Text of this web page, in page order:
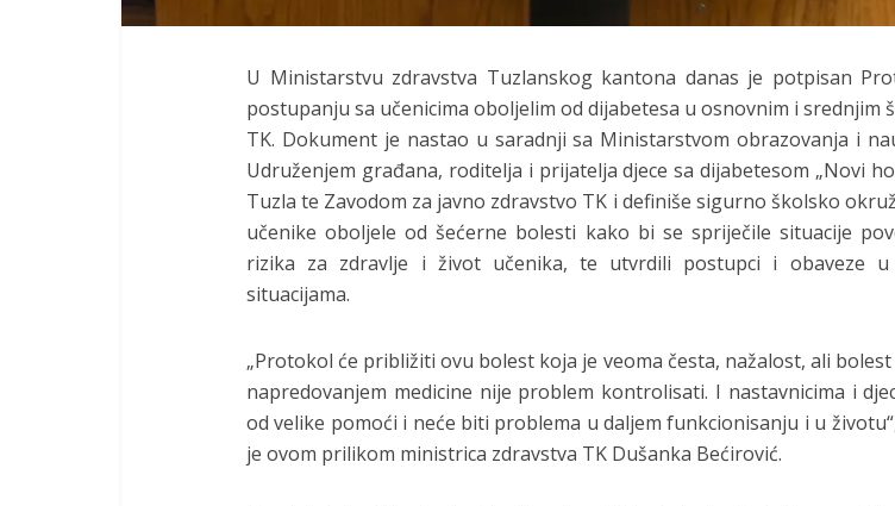
U Ministarstvu zdravstva Tuzlanskog kantona danas je potpisan
postupanju sa učenicima oboljelim od dijabetesa u osnovnim i srednjim
TK. Dokument je nastao u saradnji sa Ministarstvom obrazovanja i
Udruženjem građana, roditelja i prijatelja djece sa dijabetesom „Novi
Tuzla te Zavodom za javno zdravstvo TK i definiše sigurno školsko
učenike oboljele od šećerne bolesti kako bi se spriječile situacije
rizika za zdravlje i život učenika, te utvrdili postupci i obaveze u
situacijama.
„Protokol će približiti ovu bolest koja je veoma česta, nažalost, ali
napredovanjem medicine nije problem kontrolisati. I nastavnicima i
od velike pomoći i neće biti problema u daljem funkcionisanju i u
je ovom prilikom ministrica zdravstva TK Dušanka Bećirović.